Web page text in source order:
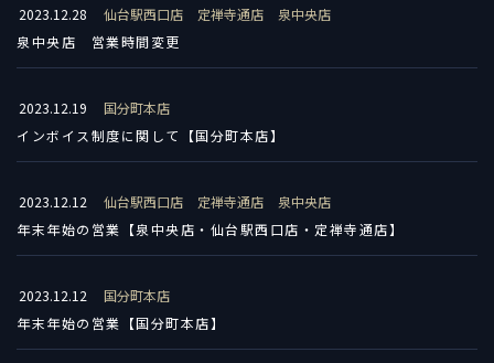
2023.12.28 仙台駅西口店 定禅寺通店
泉中央店
泉中央店 営業時間変更
2023.12.19
国分町本店
インボイス制度に関して【国分町本店】
2023.12.12 仙台駅西口店 定禅寺通店
泉中央店
年末年始の営業【泉中央店・仙台駅西口店・定禅寺通店】
2023.12.12
国分町本店
年末年始の営業【国分町本店】